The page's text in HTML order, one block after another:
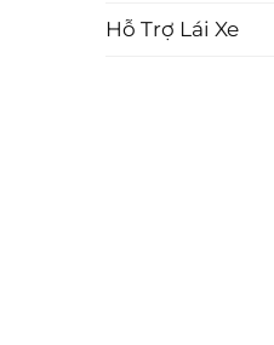
Hỗ Trợ Lái Xe